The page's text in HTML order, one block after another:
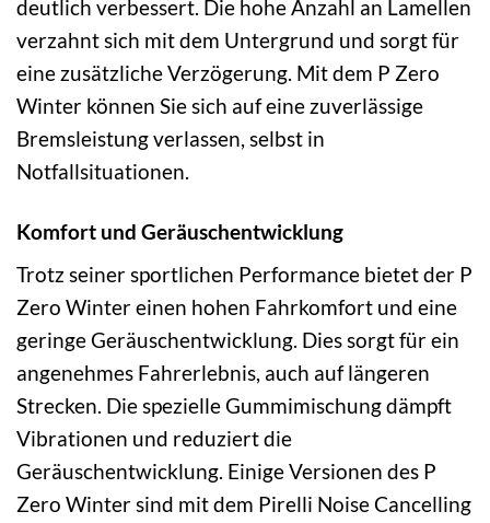
deutlich verbessert. Die hohe Anzahl an Lamellen
verzahnt sich mit dem Untergrund und sorgt für
eine zusätzliche Verzögerung. Mit dem P Zero
Winter können Sie sich auf eine zuverlässige
Bremsleistung verlassen, selbst in
Notfallsituationen.
Komfort und Geräuschentwicklung
Trotz seiner sportlichen Performance bietet der P
Zero Winter einen hohen Fahrkomfort und eine
geringe Geräuschentwicklung. Dies sorgt für ein
angenehmes Fahrerlebnis, auch auf längeren
Strecken. Die spezielle Gummimischung dämpft
Vibrationen und reduziert die
Geräuschentwicklung. Einige Versionen des P
Zero Winter sind mit dem Pirelli Noise Cancelling